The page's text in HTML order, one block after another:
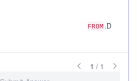
D
.
FROM
1 / 1